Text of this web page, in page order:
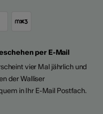
per E-Mail
vier Mal jährlich und
der Walliser
in Ihr E-Mail Postfach.